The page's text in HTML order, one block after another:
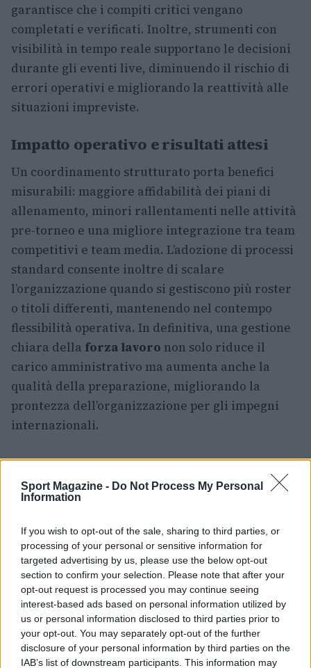
Sport Magazine - Do Not Process My Personal
Information
If you wish to opt-out of the sale, sharing to third parties, or
processing of your personal or sensitive information for
targeted advertising by us, please use the below opt-out
section to confirm your selection. Please note that after your
opt-out request is processed you may continue seeing
interest-based ads based on personal information utilized by
us or personal information disclosed to third parties prior to
your opt-out. You may separately opt-out of the further
disclosure of your personal information by third parties on the
IAB’s list of downstream participants. This information may
garantisce che i compiti critici vengano
completati e verificati. Inoltre, strumenti con
visibilità in tempo reale supportano le decisioni
durante gli eventi live, diminuendo il rischio di
errori operativi e migliorando la reattività alle
situazioni impreviste.
Impatto operativo e risultati attesi
Un coordinamento strutturato porta benefici
misurabili: maggiore affidabilità dei piani di
allenamento, minori rallentamenti nelle attività
pre-torneo e una migliore integrazione tra team
competitivi e team media. L’adozione di processi
standard consente inoltre di scalare
l’organizzazione quando si gestiscono più roster
o titoli differenti, mantenendo nel contempo
flessibilità operativa. In definitiva, una gestione
chiara della forza lavoro non solo riduce il
carico amministrativo ma aumenta anche la
qualità della preparazione, migliorando la
prontezza dell’organizzazione per gli impegni
internazionali.